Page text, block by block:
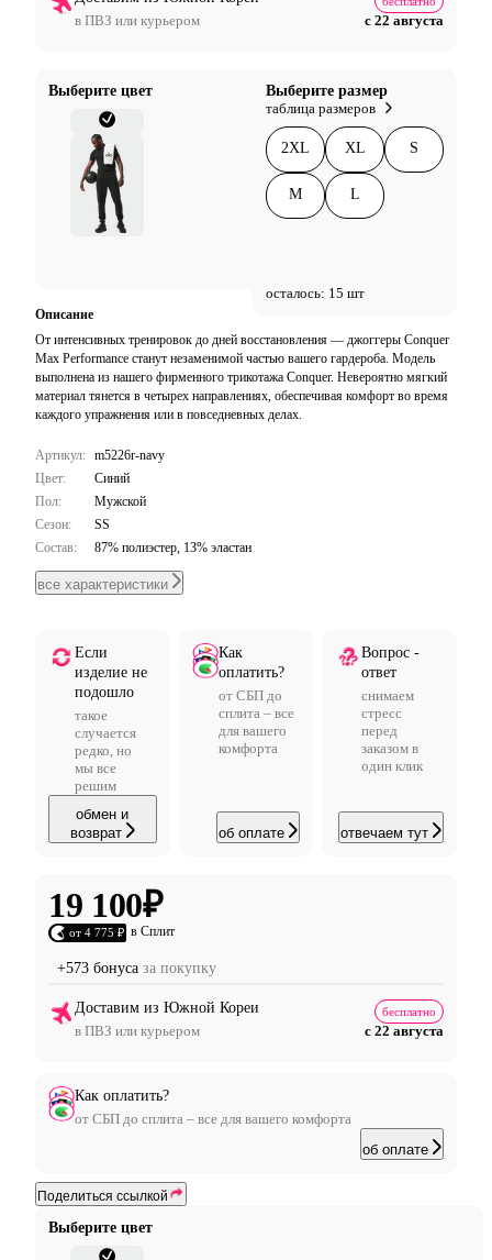
в ПВЗ или курьером
с 22 августа
Выберите цвет
Выберите размер
таблица размеров
2XL XL S
M L
осталось: 15 шт
Описание
От интенсивных тренировок до дней восстановления — джоггеры Conquer
Max Performance станут незаменимой частью вашего гардероба. Модель
выполнена из нашего фирменного трикотажа Conquer. Невероятно мягкий
материал тянется в четырех направлениях, обеспечивая комфорт во время
каждого упражнения или в повседневных делах.
Артикул: m5226r-navy
Цвет:
Синий
Пол:
Мужской
Сезон:
SS
Состав:
87% полиэстер, 13% эластан
все характеристики
Если
изделие не
подошло
такое
случается
редко, но
мы все
решим
обмен и
возврат
Как
оплатить?
от СБП до
сплита – все
для вашего
комфорта
об оплате
Вопрос -
ответ
снимаем
стресс
перед
заказом в
один клик
отвечаем тут
Выберите цвет
19 100₽
от 4 775 ₽ в Сплит
+573 бонуса за покупку
Доставим из Южной Кореи
в ПВЗ или курьером
бесплатно
с 22 августа
Как оплатить?
от СБП до сплита – все для вашего комфорта
об оплате
Поделиться ссылкой